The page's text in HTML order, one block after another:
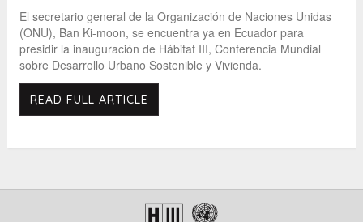
El secretario general de la Organización de Naciones Unidas
(ONU), Ban Ki-moon, se encuentra ya en Ecuador para
presidir la inauguración de Hábitat III, Conferencia Mundial
sobre Desarrollo Urbano Sostenible y Vivienda.
READ FULL ARTICLE